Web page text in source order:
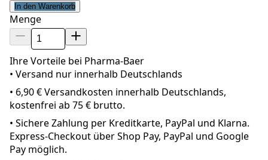
In den Warenkorb
Menge
Ihre Vorteile bei Pharma-Baer
• Versand nur innerhalb Deutschlands
• 6,90 € Versandkosten innerhalb Deutschlands,
kostenfrei ab 75 € brutto.
• Sichere Zahlung per Kreditkarte, PayPal und Klarna.
Express-Checkout über Shop Pay, PayPal und Google
Pay möglich.